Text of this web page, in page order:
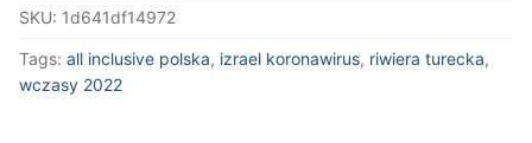
Wspinaczkowy
Pillar
Pro
SKU: 1d641df14972
Tags: all inclusive polska, izrael koronawirus, riwiera turecka,
wczasy 2022